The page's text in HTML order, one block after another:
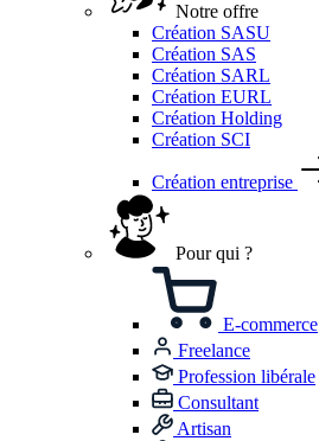
Notre offre
Création SASU
Création SAS
Création SARL
Création EURL
Création Holding
Création SCI
Création entreprise
Pour qui ?
E-commerce
Freelance
Profession libérale
Consultant
Artisan